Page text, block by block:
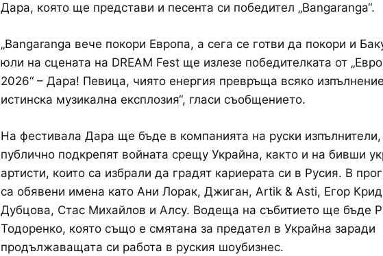
Дара, която ще представи и песента си победител „Bangaranga“.
„Bangaranga вече покори Европа, а сега се готви да покори и
юли на сцената на DREAM Fest ще излезе победителката от
2026“ – Дарa! Певица, чиято енергия превръща всяко
истинска музикална експлозия“, гласи съобщението.
На фестивала Дара ще бъде в компанията на руски изпълнители,
публично подкрепят войната срещу Украйна, както и на бивши
артисти, които са избрали да градят кариерата си в Русия. В
са обявени имена като Ани Лорак, Джиган, Artik & Asti, Егор
Дубцова, Стас Михайлов и Алсу. Водеща на събитието ще бъде
Тодоренко, която също е смятана за предател в Украйна заради
продължаващата си работа в руския шоубизнес.